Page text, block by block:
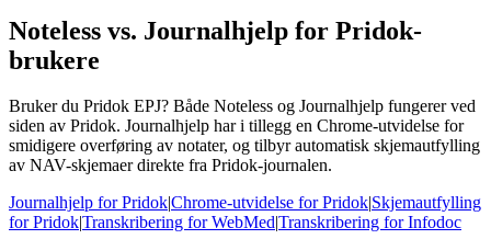
Noteless vs. Journalhjelp for Pridok-
brukere
Bruker du Pridok EPJ? Både Noteless og Journalhjelp fungerer ved
siden av Pridok. Journalhjelp har i tillegg en Chrome-utvidelse for
smidigere overføring av notater, og tilbyr automatisk skjemautfylling
av NAV-skjemaer direkte fra Pridok-journalen.
Journalhjelp for PridokChrome-utvidelse for Pridok Skjemautfylling
for PridokTranskribering for WebMedTranskribering for Infodoc